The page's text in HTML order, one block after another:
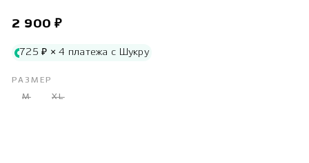
2 900 ₽
725 ₽ × 4 платежа с Шукру
РАЗМЕР
M XL